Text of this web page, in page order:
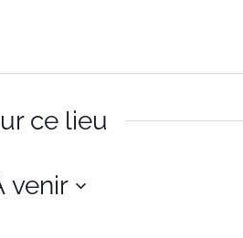
ce lieu
venir